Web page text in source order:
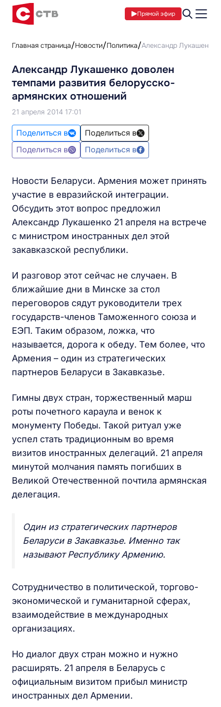
Прямой эфир
Главная страница Новости Политика Александр Лукашенко
Александр Лукашенко доволен
темпами развития белорусско-
армянских отношений
21 апреля 2014 17:01
Поделиться в
Поделиться в
Поделиться в
Поделиться в
Новости Беларуси. Армения может принять
участие в евразийской интеграции.
Обсудить этот вопрос предложил
Александр Лукашенко 21 апреля на встрече
с министром иностранных дел этой
закавказской республики.
И разговор этот сейчас не случаен. В
ближайшие дни в Минске за стол
переговоров сядут руководители трех
государств-членов Таможенного союза и
ЕЭП. Таким образом, ложка, что
называется, дорога к обеду. Тем более, что
Армения – один из стратегических
партнеров Беларуси в Закавказье.
Гимны двух стран, торжественный марш
роты почетного караула и венок к
монументу Победы. Такой ритуал уже
успел стать традиционным во время
визитов иностранных делегаций. 21 апреля
минутой молчания память погибших в
Великой Отечественной почтила армянская
делегация.
Один из стратегических партнеров
Беларуси в Закавказье. Именно так
называют Республику Армению.
Сотрудничество в политической, торгово-
экономической и гуманитарной сферах,
взаимодействие в международных
организациях.
Но диалог двух стран можно и нужно
расширять. 21 апреля в Беларусь с
официальным визитом прибыл министр
иностранных дел Армении.